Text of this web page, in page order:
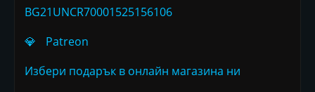
BG21UNCR70001525156106
💎
Patreon
Избери подарък в онлайн магазина ни